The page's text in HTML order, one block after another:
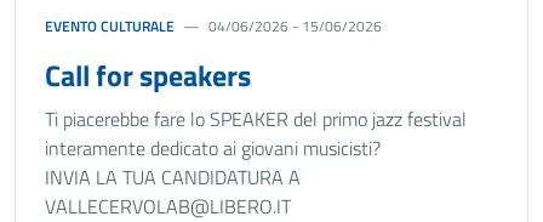
EVENTO CULTURALE 04/06/2026 - 15/06/2026
Call for speakers
Ti piacerebbe fare lo SPEAKER del primo jazz festival
interamente dedicato ai giovani musicisti?
INVIA LA TUA CANDIDATURA A
VALLECERVOLAB@LIBERO.IT